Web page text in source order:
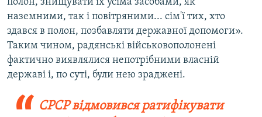
полон, знищувати їх усіма засобами, як
наземними, так і повітряними... сім'ї тих, хто
здався в полон, позбавляти державної допомоги».
Таким чином, радянські військовополонені
фактично виявлялися непотрібними власній
державі і, по суті, були нею зраджені.
СРСР відмовився ратифікувати